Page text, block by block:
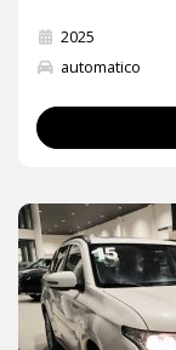
2025
automatico